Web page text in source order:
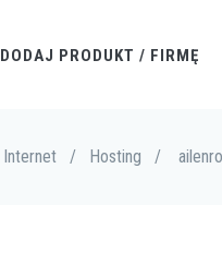
DODAJ PRODUKT / FIRMĘ
Internet / Hosting /